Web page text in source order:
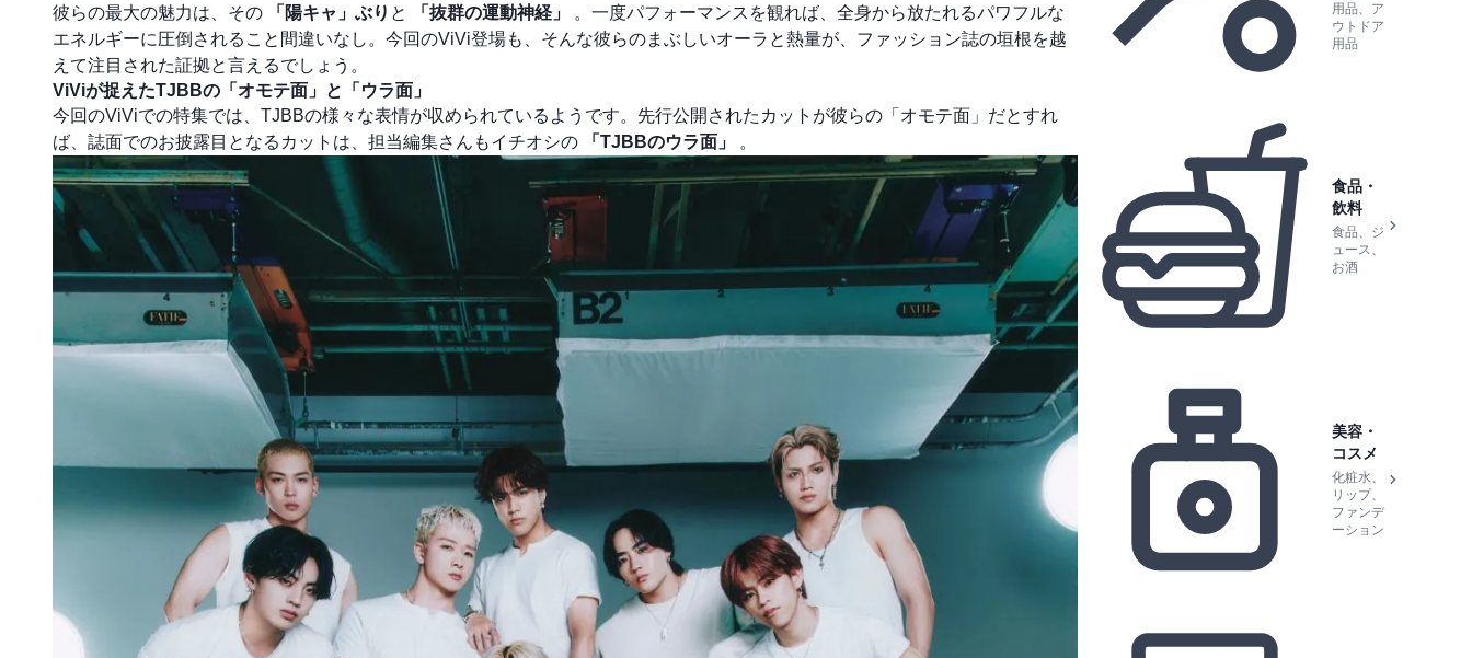
彼らの最大の魅力は、その
「陽キャ」ぶり と 「抜群の運動神経」
。一度パフォーマンスを観れば、全身から放たれるパワフルな
エネルギーに圧倒されること間違いなし。今回のViVi登場も、そんな彼らのまぶしいオーラと熱量が、ファッション誌の垣根を越
えて注目された証拠と言えるでしょう。
ViViが捉えたTJBBの「オモテ面」と「ウラ面」
今回のViViでの特集では、TJBBの様々な表情が収められているようです。先行公開されたカットが彼らの「オモテ面」だとすれ
ば、誌面でのお披露目となるカットは、担当編集さんもイチオシの
「TJBBのウラ面」 。
用品、ア
ウトドア
用品
食品・
飲料
食品、ジ
ュース、
お酒
美容・
コスメ
化粧水、
リップ、
ファンデ
ーション